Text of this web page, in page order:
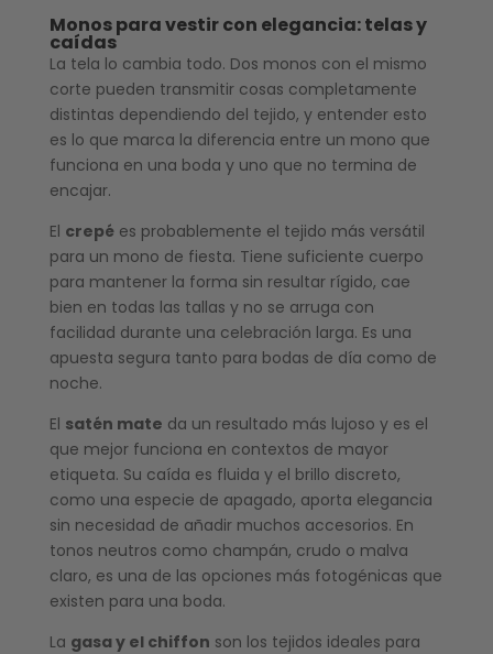
Monos para vestir con elegancia: telas y
caídas
La tela lo cambia todo. Dos monos con el mismo
corte pueden transmitir cosas completamente
distintas dependiendo del tejido, y entender esto
es lo que marca la diferencia entre un mono que
funciona en una boda y uno que no termina de
encajar.
El crepées probablemente el tejido más versátil
para un mono de fiesta. Tiene suficiente cuerpo
para mantener la forma sin resultar rígido, cae
bien en todas las tallas y no se arruga con
facilidad durante una celebración larga. Es una
apuesta segura tanto para bodas de día como de
noche.
El satén mate da un resultado más lujoso y es el
que mejor funciona en contextos de mayor
etiqueta. Su caída es fluida y el brillo discreto,
como una especie de apagado, aporta elegancia
sin necesidad de añadir muchos accesorios. En
tonos neutros como champán, crudo o malva
claro, es una de las opciones más fotogénicas que
existen para una boda.
La gasa y el chiffon son los tejidos ideales para